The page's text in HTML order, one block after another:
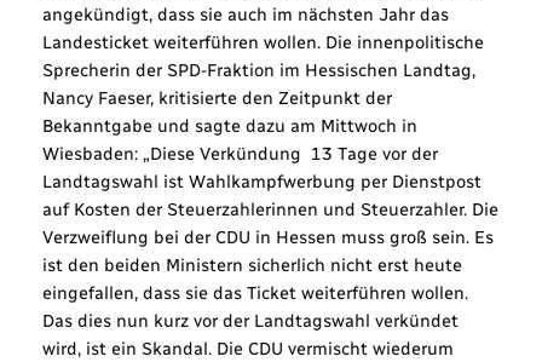
angekündigt, dass sie auch im nächsten Jahr das
Landesticket weiterführen wollen. Die innenpolitische
Sprecherin der SPD-Fraktion im Hessischen Landtag,
Nancy Faeser, kritisierte den Zeitpunkt der
Bekanntgabe und sagte dazu am Mittwoch in
Wiesbaden: „Diese Verkündung 13 Tage vor der
Landtagswahl ist Wahlkampfwerbung per Dienstpost
auf Kosten der Steuerzahlerinnen und Steuerzahler. Die
Verzweiflung bei der CDU in Hessen muss groß sein. Es
ist den beiden Ministern sicherlich nicht erst heute
eingefallen, dass sie das Ticket weiterführen wollen.
Das dies nun kurz vor der Landtagswahl verkündet
wird, ist ein Skandal. Die CDU vermischt wiederum